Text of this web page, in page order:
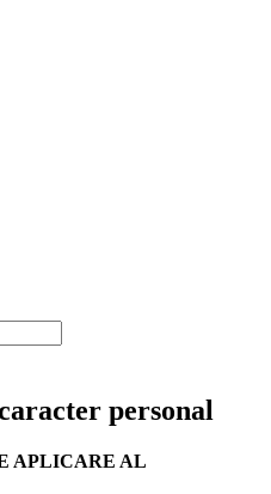
personal
APLICARE AL